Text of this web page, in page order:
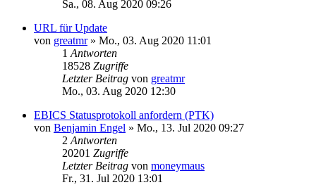
Sa., 08. Aug 2020 09:26
URL für Update
von greatmr» Mo., 03. Aug 2020 11:01
1 Antworten
18528 Zugriffe
Letzter Beitrag von greatmr
Mo., 03. Aug 2020 12:30
EBICS Statusprotokoll anfordern (PTK)
von Benjamin Engel » Mo., 13. Jul 2020 09:27
2 Antworten
20201 Zugriffe
Letzter Beitrag von moneymaus
Fr., 31. Jul 2020 13:01